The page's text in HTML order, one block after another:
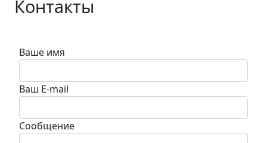
Контакты
Ваше имя
Ваш E-mail
Сообщение